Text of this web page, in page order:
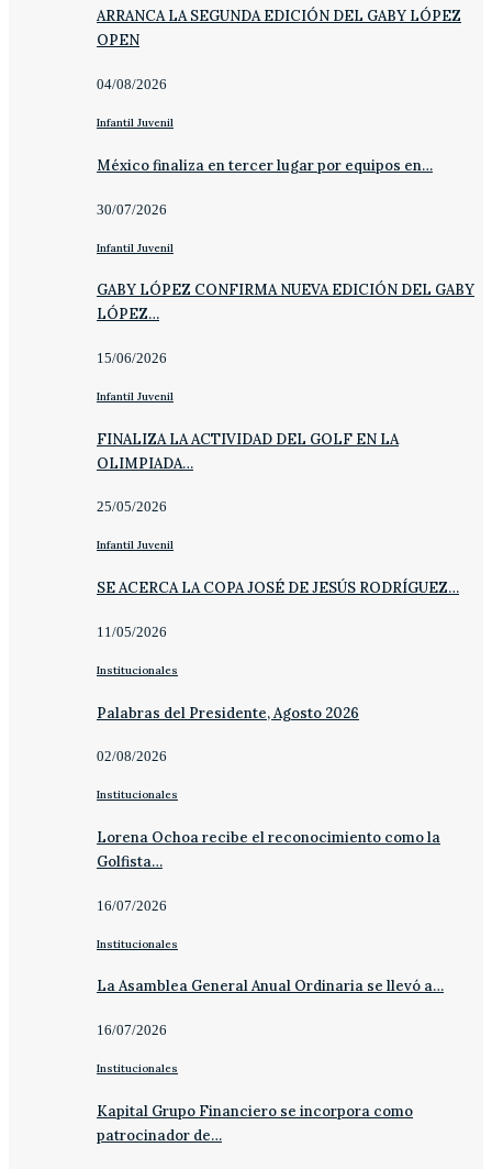
ARRANCA LA SEGUNDA EDICIÓN DEL GABY LÓPEZ
OPEN
04/08/2026
Infantil Juvenil
México finaliza en tercer lugar por equipos en…
30/07/2026
Infantil Juvenil
GABY LÓPEZ CONFIRMA NUEVA EDICIÓN DEL GABY
LÓPEZ…
15/06/2026
Infantil Juvenil
FINALIZA LA ACTIVIDAD DEL GOLF EN LA
OLIMPIADA…
25/05/2026
Infantil Juvenil
SE ACERCA LA COPA JOSÉ DE JESÚS RODRÍGUEZ…
11/05/2026
Institucionales
Palabras del Presidente, Agosto 2026
02/08/2026
Institucionales
Lorena Ochoa recibe el reconocimiento como la
Golfista…
16/07/2026
Institucionales
La Asamblea General Anual Ordinaria se llevó a…
16/07/2026
Institucionales
Kapital Grupo Financiero se incorpora como
patrocinador de…